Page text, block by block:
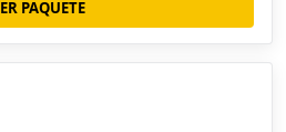
PAQUETE